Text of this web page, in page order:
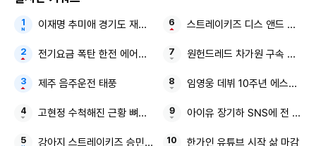
이재명 추미애 경기도 재정 비상
전기요금 폭탄 한전 에어컨 절전법
제주 음주운전 태풍
고현정 수척해진 근황 뼈말라 근황
강아지 스트레이키즈 승민 BTS 뷔
스트레이키즈 디스 앤드 댓 리
원헌드레드 차가원 구속 송치
임영웅 데뷔 10주년 에스콰이
아이유 장기하 SNS에 전 연인
한가인 유튜브 시작 삶 마감